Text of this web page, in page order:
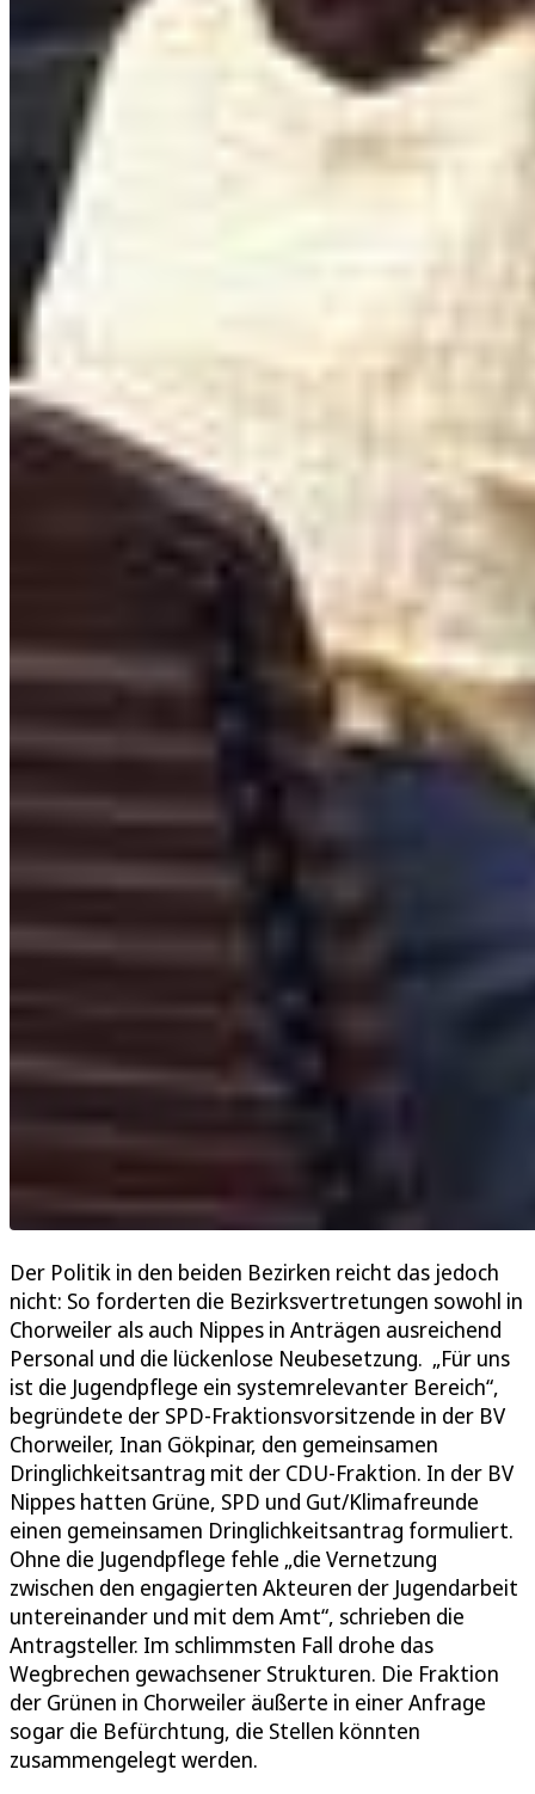
Der Politik in den beiden Bezirken reicht das jedoch
nicht: So forderten die Bezirksvertretungen sowohl in
Chorweiler als auch Nippes in Anträgen ausreichend
Personal und die lückenlose Neubesetzung. „Für uns
ist die Jugendpflege ein systemrelevanter Bereich“,
begründete der SPD-Fraktionsvorsitzende in der BV
Chorweiler, Inan Gökpinar, den gemeinsamen
Dringlichkeitsantrag mit der CDU-Fraktion. In der BV
Nippes hatten Grüne, SPD und Gut/Klimafreunde
einen gemeinsamen Dringlichkeitsantrag formuliert.
Ohne die Jugendpflege fehle „die Vernetzung
zwischen den engagierten Akteuren der Jugendarbeit
untereinander und mit dem Amt“, schrieben die
Antragsteller. Im schlimmsten Fall drohe das
Wegbrechen gewachsener Strukturen. Die Fraktion
der Grünen in Chorweiler äußerte in einer Anfrage
sogar die Befürchtung, die Stellen könnten
zusammengelegt werden.